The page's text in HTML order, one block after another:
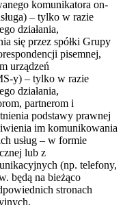
komunikatora on-
– tylko w razie
działania,
się przez spółki Grupy
pisemnej,
urządzeń
y) – tylko w razie
działania,
partnerom i
podstawy prawnej
im komunikowania
usług – w formie
lub z
(np. telefony,
będą na bieżąco
stronach